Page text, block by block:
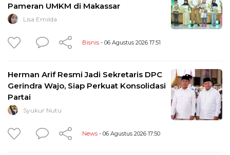
Pameran UMKM di Makassar
Lisa Emilda
Bisnis - 06 Agustus 2026 17:51
Herman Arif Resmi Jadi Sekretaris DPC
Gerindra Wajo, Siap Perkuat Konsolidasi
Partai
Syukur Nutu
News - 06 Agustus 2026 17:50